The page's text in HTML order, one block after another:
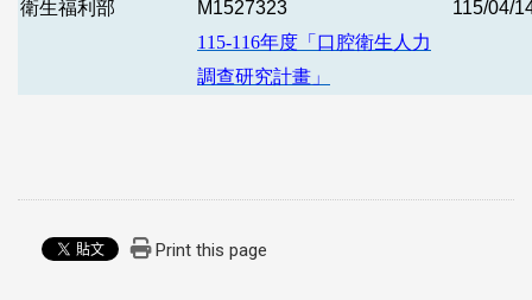
衛生福利部
M1527323
115/04/
115-116年度「口腔衛生人力
調查研究計畫」
Print this page